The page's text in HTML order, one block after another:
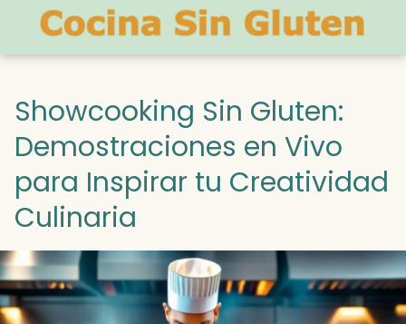
Showcooking Sin Gluten:
Demostraciones en Vivo
para Inspirar tu Creatividad
Culinaria